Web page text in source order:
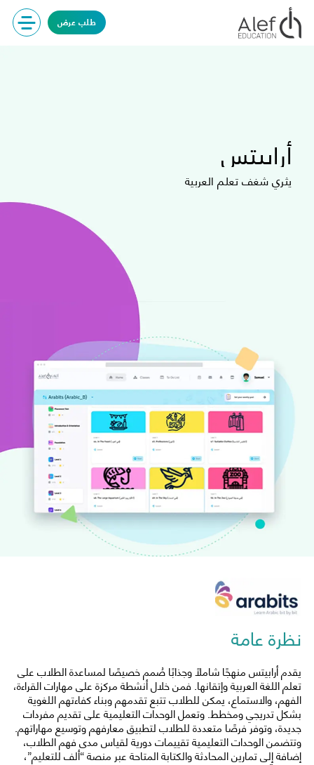
طلب عرض
أرابيتس
يثري شغف تعلم العربية
نظرة عامة
يقدم أرابيتس منهجًا شاملًا وجذابًا صُمم خصيصًا لمساعدة الطلاب على
تعلم اللغة العربية وإتقانها. فمن خلال أنشطة مركزة على مهارات القراءة،
الفهم، والاستماع، يمكن للطلاب تتبع تقدمهم وبناء كفاءتهم اللغوية
بشكل تدريجي ومخطط. وتعمل الوحدات التعليمية على تقديم مفردات
جديدة، وتوفر فرصًا متعددة للطلاب لتطبيق معارفهم وتوسيع مهاراتهم.
وتتضمن الوحدات التعليمية تقييمات دورية لقياس مدى فهم الطلاب،
إضافة إلى تمارين المحادثة والكتابة المتاحة عبر منصة “ألف للتعليم”،